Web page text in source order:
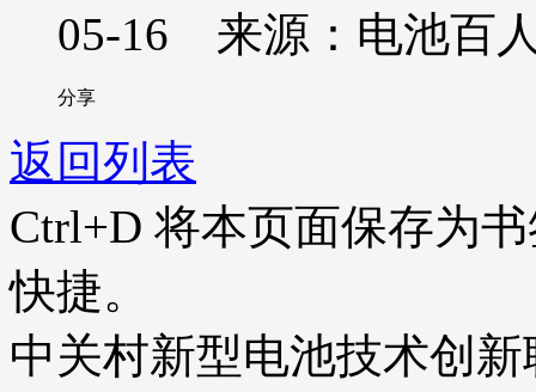
05-16 来源：电池百
分享
返回列表
Ctrl+D 将本页面保存为
快捷。
中关村新型电池技术创